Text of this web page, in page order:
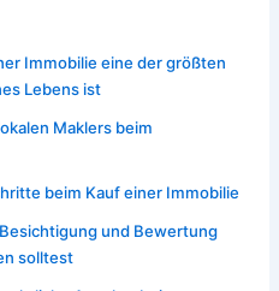
Immobilie eine der größten
Lebens ist
Maklers beim
beim Kauf einer Immobilie
und Bewertung
solltest